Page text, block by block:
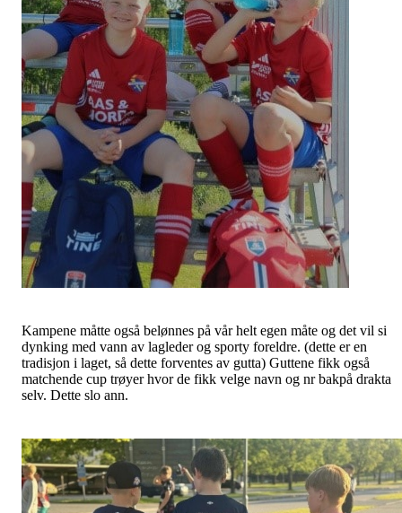
Kampene måtte også belønnes på vår helt egen måte og det vil si
dynking med vann av lagleder og sporty foreldre. (dette er en
tradisjon i laget, så dette forventes av gutta) Guttene fikk også
matchende cup trøyer hvor de fikk velge navn og nr bakpå drakta
selv. Dette slo ann.